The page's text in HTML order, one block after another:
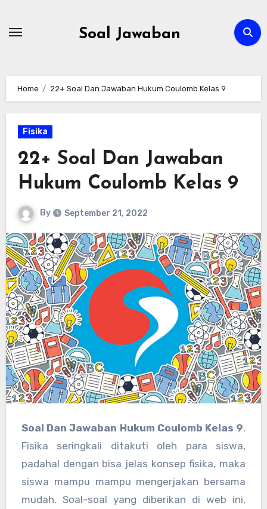
Soal Jawaban
Home 22+ Soal Dan Jawaban Hukum Coulomb Kelas 9
Fisika
22+ Soal Dan Jawaban
Hukum Coulomb Kelas 9
By September 21, 2022
Soal Dan Jawaban Hukum Coulomb Kelas 9.
Fisika seringkali ditakuti oleh para siswa,
padahal dengan bisa jelas konsep fisika, maka
siswa mampu mampu mengerjakan bersama
mudah. Soal-soal yang diberikan di web ini,